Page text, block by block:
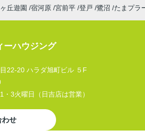
丘遊園 宿河原 宮前平 登戸 鷺沼 たまプラ
ーハウジング
22-20 ハラダ旭町ビル ５F
・3火曜日（日吉店は営業）
わせ